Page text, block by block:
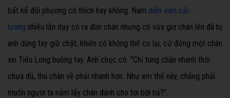
bất kể đối phương có thích hay không. Nam diễn viên cải
lương nhiều lần dạy cô ra đòn chân nhưng cô vừa giơ chân lên đã bị
anh dùng tay giữ chặt, khiến cô không thể co lại, cứ đứng một chân
xin Tiểu Long buông tay. Anh chọc cô: "Chỉ tung chân nhanh thôi
chưa đủ, thu chân về phải nhanh hơn. Như em thế này, chẳng phải
muốn người ta nắm lấy chân đánh cho tơi bời hả?".